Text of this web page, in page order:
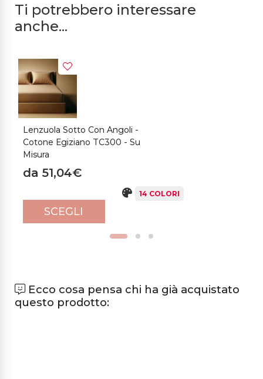
Ti potrebbero interessare
anche...
Lenzuola Sotto Con Angoli -
Cotone Egiziano TC300 - Su
Misura
da 51,04€
14 COLORI
SCEGLI
Ecco cosa pensa chi ha già acquistato
questo prodotto: